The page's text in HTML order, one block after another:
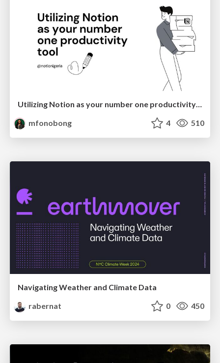
mfonobong
4 510
Navigating Weather and Climate Data
rabernat
0 450